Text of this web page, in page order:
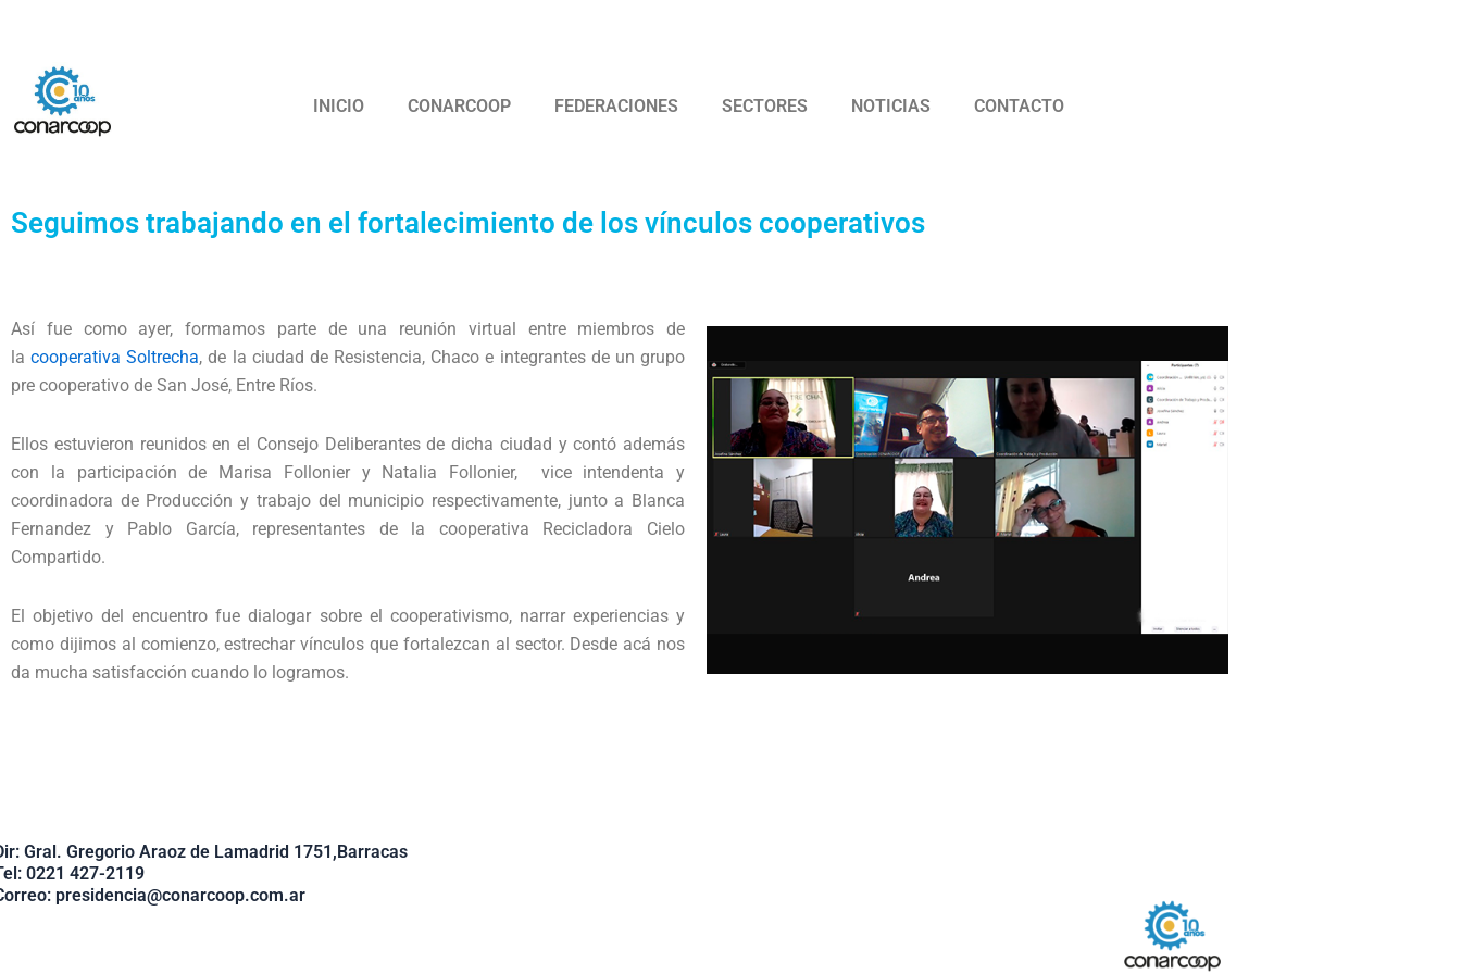
contenido
INICIO CONARCOOP FEDERACIONES SECTORES NOTICIAS CONTACTO
Seguimos trabajando en el fortalecimiento de los vínculos cooperativos
Así fue como ayer, formamos parte de una reunión virtual entre miembros de
lacooperativa Soltrecha, de la ciudad de Resistencia, Chaco e integrantes de un grupo
pre cooperativo de San José, Entre Ríos.
Ellos estuvieron reunidos en el Consejo Deliberantes de dicha ciudad y contó además
con la participación de Marisa Follonier y Natalia Follonier, vice intendenta y
coordinadora de Producción y trabajo del municipio respectivamente, junto a Blanca
Fernandez y Pablo García, representantes de la cooperativa Recicladora Cielo
Compartido.
El objetivo del encuentro fue dialogar sobre el cooperativismo, narrar experiencias y
como dijimos al comienzo, estrechar vínculos que fortalezcan al sector. Desde acá nos
da mucha satisfacción cuando lo logramos.
Gral. Gregorio Araoz de Lamadrid 1751,Barracas
0221 427-2119
presidencia@conarcoop.com.ar